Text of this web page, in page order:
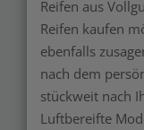
Reifen aus
Reifen kaufen
ebenfalls
nach dem
stückweit nach
Luftbereifte